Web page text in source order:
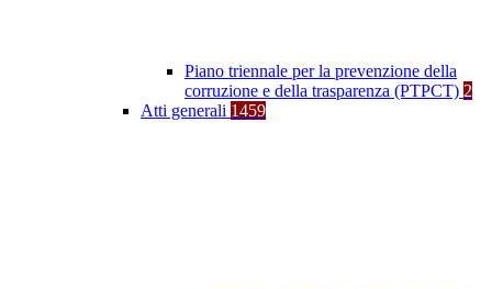
Piano triennale per la prevenzione della
corruzione e della trasparenza (PTPCT) 2
Atti generali 1459